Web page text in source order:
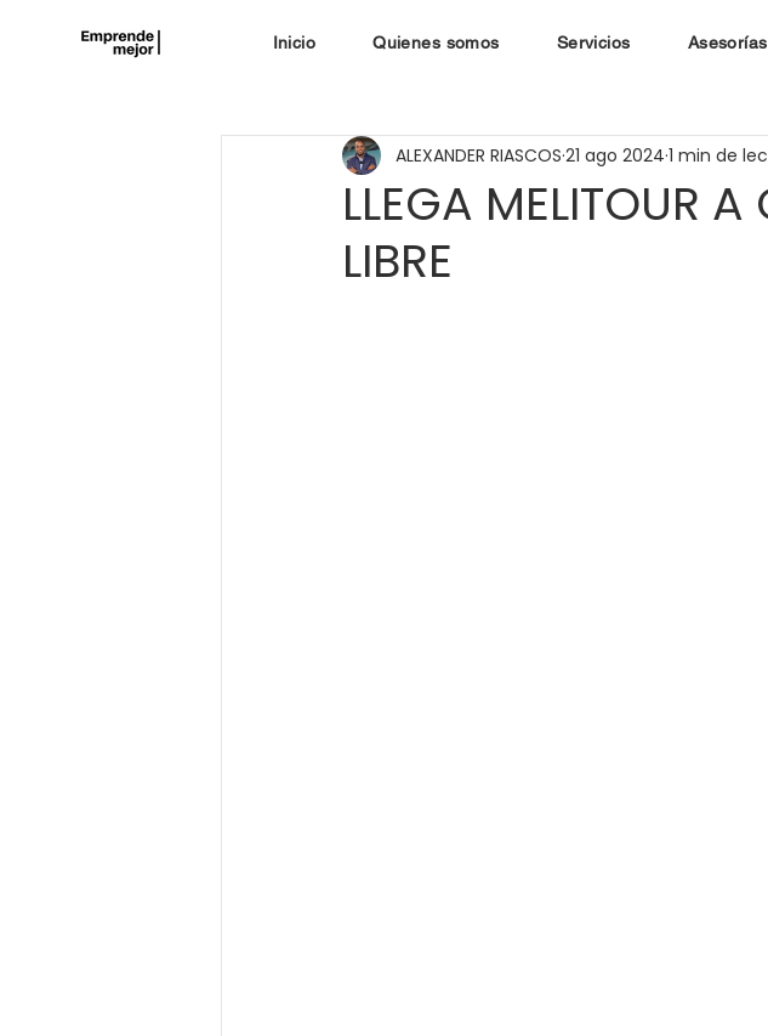
Inicio Quienes somos Servicios Asesorías
LLEGA MELITOUR
LIBRE
ALEXANDER RIASCOS 21 ago 2024 1 min de